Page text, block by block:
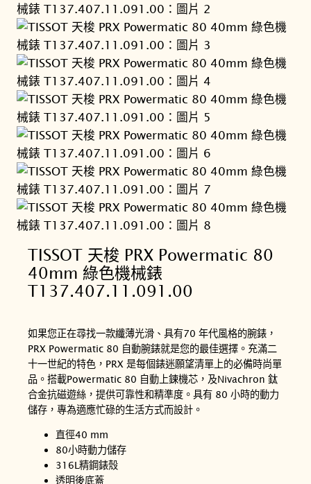
TISSOT 天梭 PRX Powermatic 80
40mm 綠色機械錶
T137.407.11.091.00
如果您正在尋找一款纖薄光滑、具有70 年代風格的腕錶，
PRX Powermatic 80 自動腕錶就是您的最佳選擇。充滿二
十一世紀的特色，PRX 是每個錶迷願望清單上的必備時尚單
品。搭載Powermatic 80 自動上鍊機芯，及Nivachron 鈦
合金抗磁遊絲，提供可靠性和精準度。具有 80 小時的動力
儲存，專為適應忙碌的生活方式而設計。
直徑40 mm
80小時動力儲存
316L精鋼錶殼
透明後底蓋